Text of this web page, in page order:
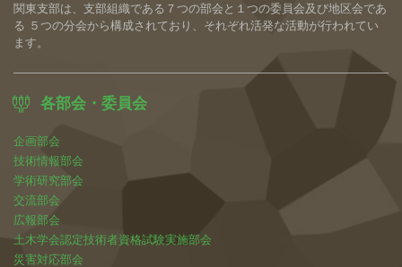
関東支部は、支部組織である７つの部会と１つの委員会及び地区会であ
る ５つの分会から構成されており、それぞれ活発な活動が行われてい
ます。
各部会・委員会
企画部会
技術情報部会
学術研究部会
交流部会
広報部会
土木学会認定技術者資格試験実施部会
災害対応部会